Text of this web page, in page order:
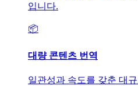
입니다.
📦
대량 콘텐츠 번역
일관성과 속도를 갖춘 대